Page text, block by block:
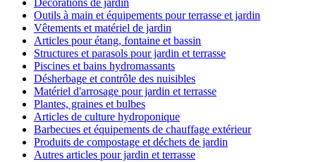
Décorations de jardin
Outils à main et équipements pour terrasse et jardin
Vêtements et matériel de jardin
Articles pour étang, fontaine et bassin
Structures et parasols pour jardin et terrasse
Piscines et bains hydromassants
Désherbage et contrôle des nuisibles
Matériel d'arrosage pour jardin et terrasse
Plantes, graines et bulbes
Articles de culture hydroponique
Barbecues et équipements de chauffage extérieur
Produits de compostage et déchets de jardin
Autres articles pour jardin et terrasse